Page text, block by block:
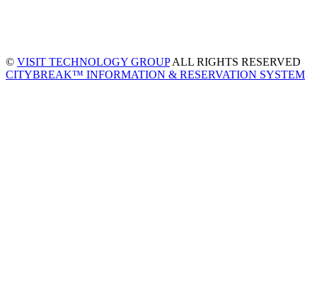
© VISIT TECHNOLOGY GROUPALL RIGHTS RESERVED
CITYBREAK™ INFORMATION & RESERVATION SYSTEM